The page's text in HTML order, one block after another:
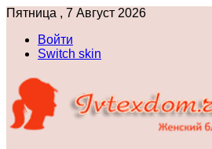
Пятница , 7 Август 2026
Войти
Switch skin